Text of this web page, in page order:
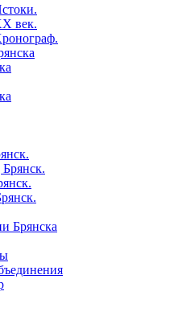
век.
Брянска